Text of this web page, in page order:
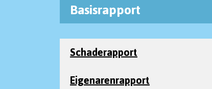
Basisrapport
Schaderapport
Eigenarenrapport